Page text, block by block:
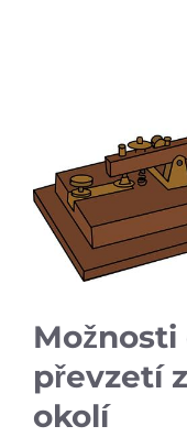
Možnosti
převzetí
⁢okolí